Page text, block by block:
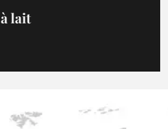
lait